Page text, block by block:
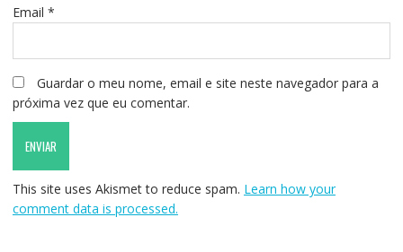
Email *
Guardar o meu nome, email e site neste navegador para a
próxima vez que eu comentar.
This site uses Akismet to reduce spam. Learn how your
comment data is processed.